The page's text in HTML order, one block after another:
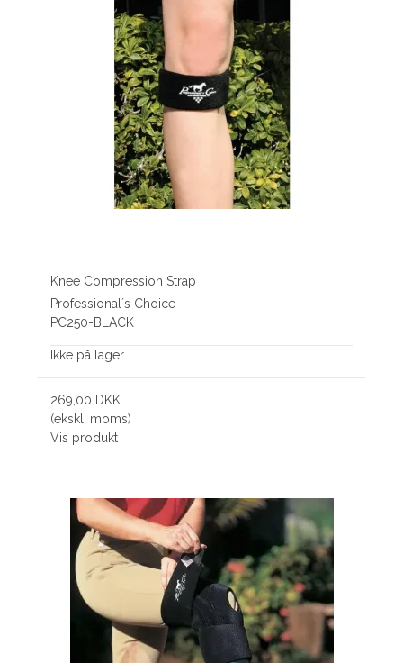
Knee Compression Strap
Professional´s Choice
PC250-BLACK
Ikke på lager
269,00 DKK
(ekskl. moms)
Vis produkt